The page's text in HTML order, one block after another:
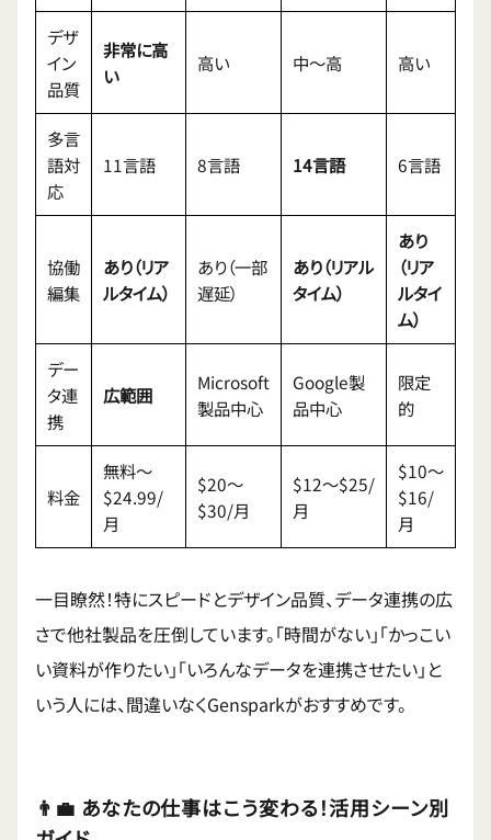
デザ
イン
品質
非常に高
い
高い 中〜高 高い
多言
語対
応
11言語 8言語 14言語 6言語
協働
編集
あり（リア
ルタイム）
あり（一部
遅延）
あり（リアル
タイム）
あり
（リア
ルタイ
ム）
デー
タ連
携
広範囲
Microsoft
製品中心
Google製
品中心
限定
的
料金
無料〜
$24.99/
月
$20〜
$30/月
$12〜$25/
月
$10〜
$16/
月
一目瞭然！特にスピードとデザイン品質、データ連携の広
さで他社製品を圧倒しています。「時間がない」「かっこい
い資料が作りたい」「いろんなデータを連携させたい」と
いう人には、間違いなくGensparkがおすすめです。
👨‍💼 あなたの仕事はこう変わる！活用シーン別